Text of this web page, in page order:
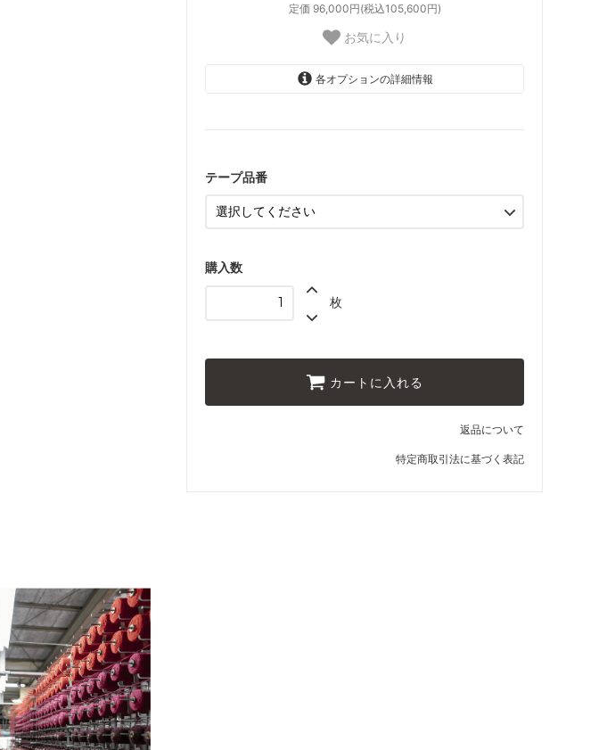
定価 96,000円(税込105,600円)
お気に入り
各オプションの詳細情報
10 ブラック
11 オリーブ
テープ品番
購入数
枚
カートに入れる
返品について
特定商取引法に基づく表記